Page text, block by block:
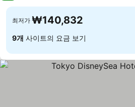
최저가 ₩140,832
9개 사이트의 요금 보기